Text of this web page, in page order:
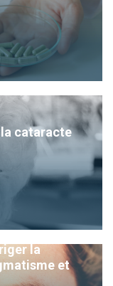
cataracte
la
et